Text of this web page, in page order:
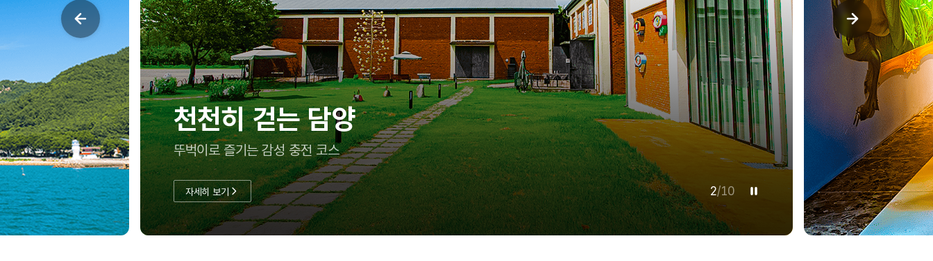
여름방학, 아이랑 어디 가지?
충남투어패스로 실속 있게 즐기는 태안 여행
자세히 보기 3/10